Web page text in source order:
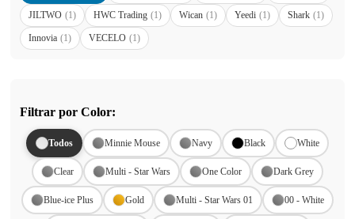
JILTWO (1) HWC Trading (1) Wican (1) Yeedi (1) Shark (1)
Innovia (1) VECELO (1)
Filtrar por Color:
Todos Minnie Mouse Navy Black White
Clear Multi - Star Wars One Color Dark Grey
Blue-ice Plus Gold Multi - Star Wars 01 00 - White